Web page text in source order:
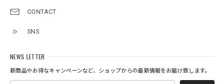
CONTACT
SNS
NEWS LETTER
新商品やお得なキャンペーンなど、ショップからの最新情報をお届け致します。